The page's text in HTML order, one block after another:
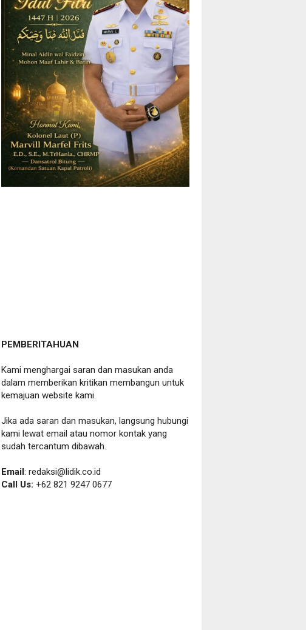
PEMBERITAHUAN
Kami menghargai saran dan masukan anda
dalam memberikan kritikan membangun untuk
kemajuan website kami.
Jika ada saran dan masukan, langsung hubungi
kami lewat email atau nomor kontak yang
sudah tercantum dibawah.
Email: redaksi@lidik.co.id
Call Us: +62 821 9247 0677